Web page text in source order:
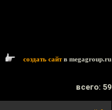
создать сайтв megagroup.ru
всего: 59